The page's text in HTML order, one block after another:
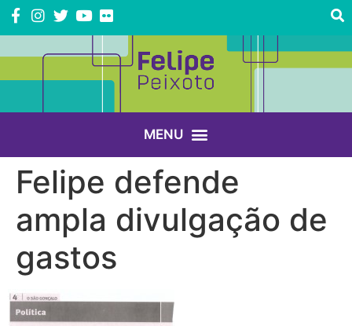
Felipe defende
ampla divulgação de
gastos